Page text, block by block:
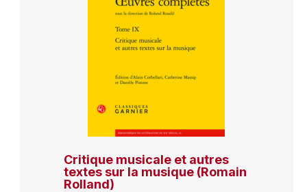
Critique musicale et autres
textes sur la musique (Romain
Rolland)